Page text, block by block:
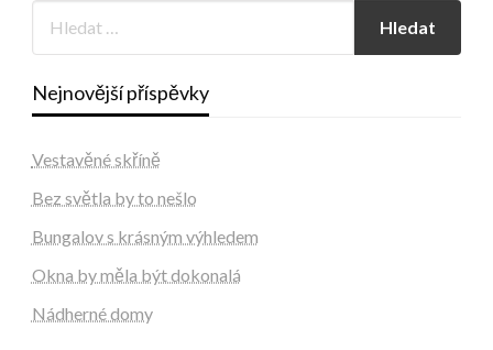
Nejnovější příspěvky
Vestavěné skříně
Bez světla by to nešlo
Bungalov s krásným výhledem
Okna by měla být dokonalá
Nádherné domy